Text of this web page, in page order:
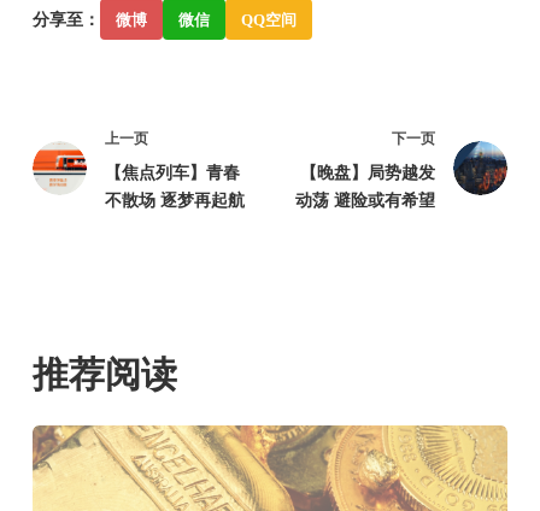
分享至： 微博 微信 QQ空间
上一页
【焦点列车】青春
不散场 逐梦再起航
下一页
【晚盘】局势越发
动荡 避险或有希望
推荐阅读